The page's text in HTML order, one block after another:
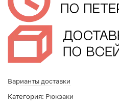
Варианты доставки
Категория: Рюкзаки